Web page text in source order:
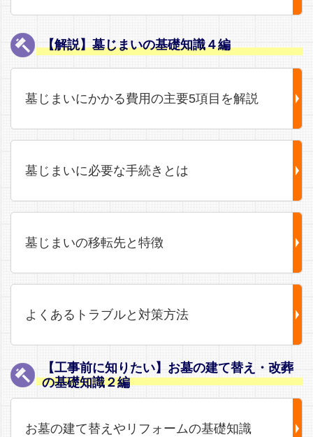
【解説】墓じまいの基礎知識４編
墓じまいにかかる費用の主要5項目を解説
墓じまいに必要な手続きとは
墓じまいの移転先と特徴
よくあるトラブルと対策方法
【工事前に知りたい】お墓の建て替え・改葬
の基礎知識２編
お墓の建て替えやリフォームの基礎知識